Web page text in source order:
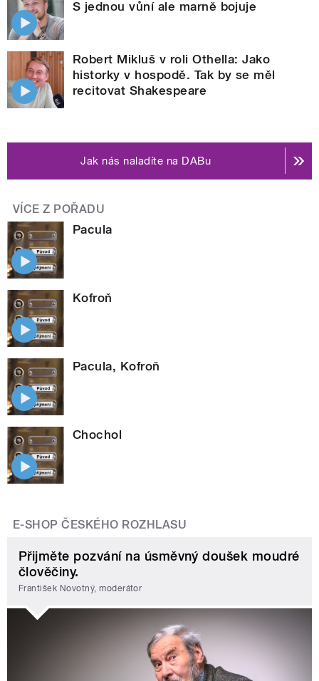
S jednou vůní ale marně bojuje
Robert Mikluš v roli Othella: Jako
historky v hospodě. Tak by se měl
recitovat Shakespeare
Jak nás naladíte na DABu
VÍCE Z POŘADU
Pacula
Kofroň
Pacula, Kofroň
Chochol
E-SHOP ČESKÉHO ROZHLASU
Přijměte pozvání na úsměvný doušek moudré
člověčiny.
František Novotný, moderátor